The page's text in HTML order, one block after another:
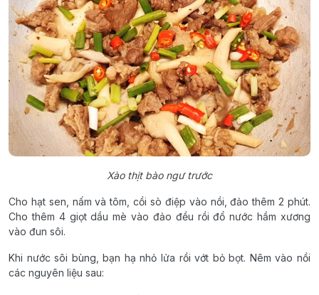
Xào thịt bào ngư trước
Cho hạt sen, nấm và tôm, cồi sò điệp vào nồi, đảo thêm 2 phút.
Cho thêm 4 giọt dầu mè vào đảo đều rồi đổ nước hầm xương
vào đun sôi.
Khi nước sôi bùng, bạn hạ nhỏ lửa rồi vớt bỏ bọt. Nêm vào nồi
các nguyên liệu sau: